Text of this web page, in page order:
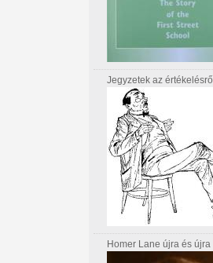
Jegyzetek az értékelésről
Homer Lane újra és újra